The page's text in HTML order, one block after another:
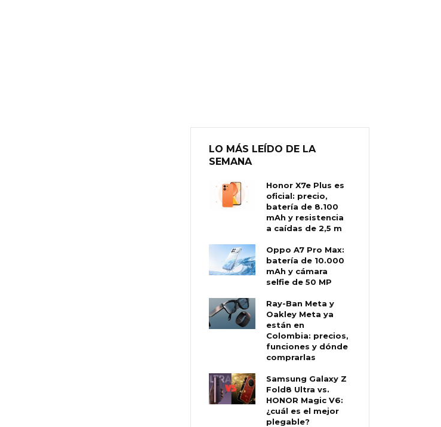
LO MÁS LEÍDO DE LA
SEMANA
Honor X7e Plus es
oficial: precio,
batería de 8.100
mAh y resistencia
a caídas de 2,5 m
Oppo A7 Pro Max:
batería de 10.000
mAh y cámara
selfie de 50 MP
Ray-Ban Meta y
Oakley Meta ya
están en
Colombia: precios,
funciones y dónde
comprarlas
Samsung Galaxy Z
Fold8 Ultra vs.
HONOR Magic V6:
¿cuál es el mejor
plegable?